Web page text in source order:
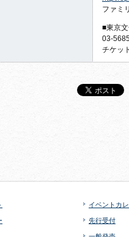
ファミ
■東京
03-
チケッ
イベントカ
先行受付